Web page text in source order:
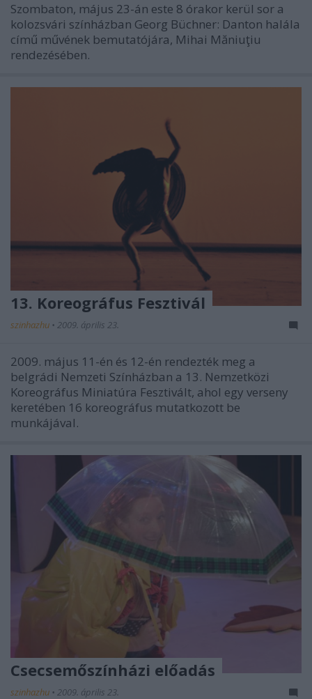
Szombaton, május 23-án este 8 órakor kerül sor a
kolozsvári színházban Georg Büchner: Danton halála
című művének bemutatójára, Mihai Măniuţiu
rendezésében.
13. Koreográfus Fesztivál
szinhazhu • 2009. április 23.
2009. május 11-én és 12-én rendezték meg a
belgrádi Nemzeti Színházban a 13. Nemzetközi
Koreográfus Miniatúra Fesztivált, ahol egy verseny
keretében 16 koreográfus mutatkozott be
munkájával.
Csecsemőszínházi előadás
szinhazhu • 2009. április 23.